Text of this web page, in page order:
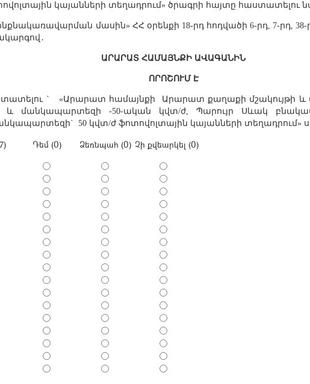
կայանների տեղադրում» ծրագրի հայտը հաստատելու
մասին» ՀՀ օրենքի 18-րդ հոդվածի 6-րդ, 7-րդ,
․
ԱՐԱՐԱՏ ՀԱՄԱՅՆՔԻ ԱՎԱԳԱՆԻՆ
ՈՐՈՇՈՒՄ Է
` «Արարատ համայնքի
Արարատ քաղաքի մշակույթի
և մանկապարտեզի -50-ական կվտ/ժ, Պարույր Սևակ
50 կվտ/ժ ֆոտովոլտային կայանների տեղադրում»
Դեմ (0) Ձեռնպահ (0) Չի քվեարկել (0)